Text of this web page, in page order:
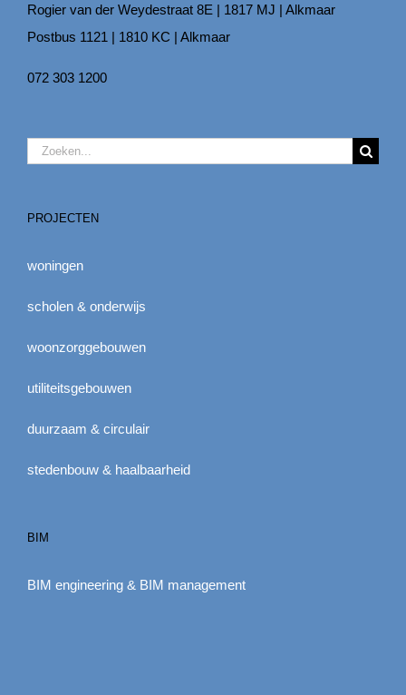
Rogier van der Weydestraat 8E | 1817 MJ | Alkmaar
Postbus 1121 | 1810 KC | Alkmaar
072 303 1200
Zoeken
PROJECTEN
woningen
scholen & onderwijs
woonzorggebouwen
utiliteitsgebouwen
duurzaam & circulair
stedenbouw & haalbaarheid
BIM
BIM engineering & BIM management